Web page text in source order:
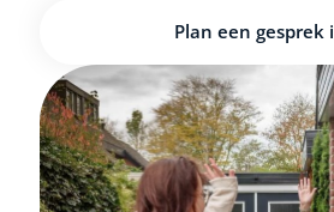
Plan een gesprek